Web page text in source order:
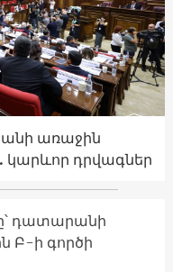
առաջին
կարևոր դրվագներ
դատարանի
Բ-ի գործի